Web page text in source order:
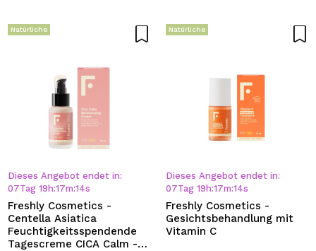
Natürliche
Dieses Angebot endet in:
07Tag 19 h:17m:13s
Freshly Cosmetics -
Centella Asiatica
Feuchtigkeitsspendende
Tagescreme CICA Calm -
Natürliche
Dieses Angebot endet in:
07Tag 19 h:17m:13s
Freshly Cosmetics -
Gesichtsbehandlung mit
Vitamin C